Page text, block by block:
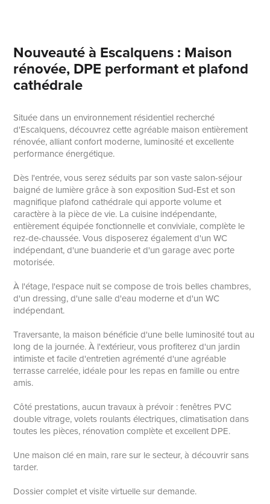
Nouveauté à Escalquens : Maison
rénovée, DPE performant et plafond
cathédrale
Située dans un environnement résidentiel recherché
d'Escalquens, découvrez cette agréable maison entièrement
rénovée, alliant confort moderne, luminosité et excellente
performance énergétique.
Dès l'entrée, vous serez séduits par son vaste salon-séjour
baigné de lumière grâce à son exposition Sud-Est et son
magnifique plafond cathédrale qui apporte volume et
caractère à la pièce de vie. La cuisine indépendante,
entièrement équipée fonctionnelle et conviviale, complète le
rez-de-chaussée. Vous disposerez également d'un WC
indépendant, d'une buanderie et d'un garage avec porte
motorisée.
À l'étage, l'espace nuit se compose de trois belles chambres,
d'un dressing, d'une salle d'eau moderne et d'un WC
indépendant.
Traversante, la maison bénéficie d'une belle luminosité tout au
long de la journée. À l'extérieur, vous profiterez d'un jardin
intimiste et facile d'entretien agrémenté d'une agréable
terrasse carrelée, idéale pour les repas en famille ou entre
amis.
Côté prestations, aucun travaux à prévoir : fenêtres PVC
double vitrage, volets roulants électriques, climatisation dans
toutes les pièces, rénovation complète et excellent DPE.
Une maison clé en main, rare sur le secteur, à découvrir sans
tarder.
Dossier complet et visite virtuelle sur demande.